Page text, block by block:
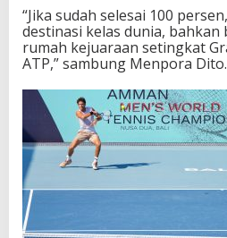
a
s
D
u
n
i
a
d
i
a
l
“Jika sudah selesai 100
destinasi kelas dunia, bahkan
rumah kejuaraan setingkat
ATP,” sambung Menpora Dito.